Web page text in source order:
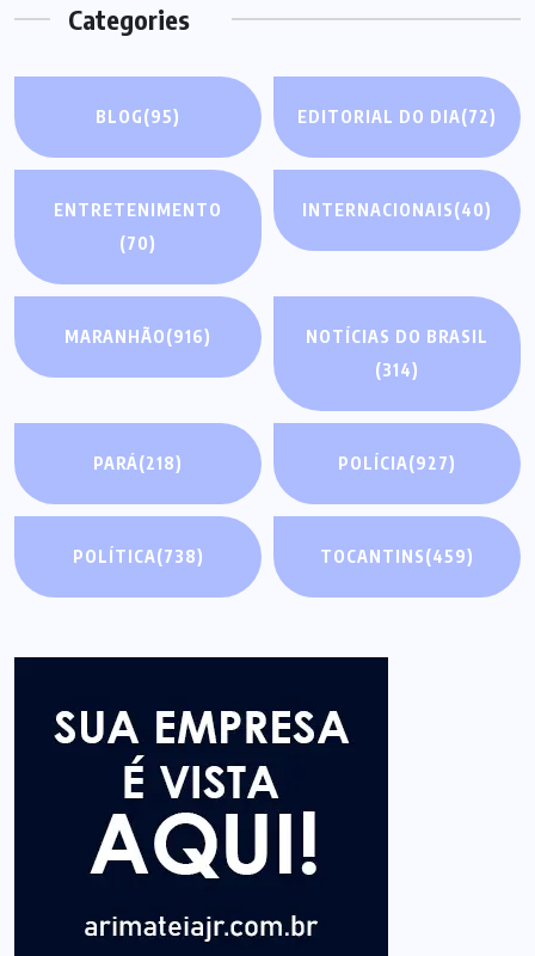
Categories
BLOG(95) EDITORIAL DO DIA(72)
ENTRETENIMENTO
(70)
INTERNACIONAIS(40)
MARANHÃO(916)
NOTÍCIAS DO BRASIL
(314)
PARÁ(218) POLÍCIA(927)
POLÍTICA(738) TOCANTINS(459)